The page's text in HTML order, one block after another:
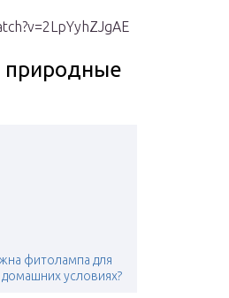
фитолампа для
условиях?